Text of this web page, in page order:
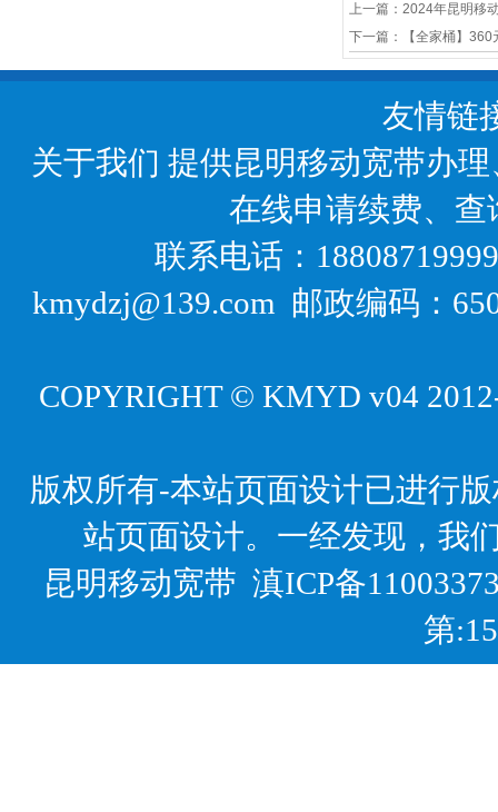
上一篇： 2024年昆明移
下一篇：
【全家桶】
友情链
关于我们 提供昆明移动宽带办
在线申请续费、
联系电话：
kmydzj@139.com 邮政编码：
COPYRIGHT © KMYD v04
版权所有-本站页面设计已进行
站页面设计。一经发现，我
昆明移动宽带 滇ICP备
第